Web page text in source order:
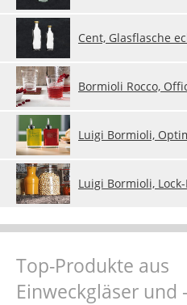
Cent, Glas­fla­sche
Bor­mio­li Roc­co,
Lu­i­gi Bor­mio­li,
Lu­i­gi Bor­mio­li,
Top-Produkte aus
Einweckgläser und